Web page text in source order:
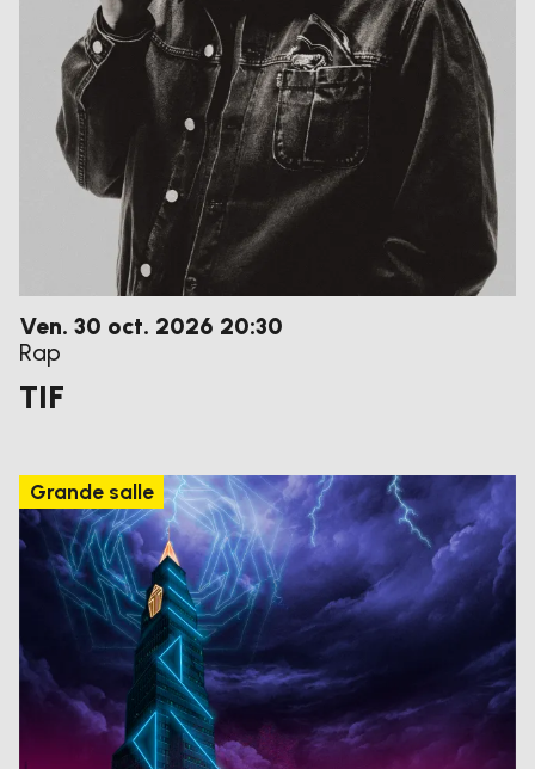
vendredi
Ven. 30 octobre
oct. 2026 20:30
Rap
TIF
Grande salle